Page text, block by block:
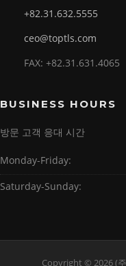
+82.31.632.5555
ceo@toptls.com
FAX: +82.31.631.4065
BUSINESS HOURS
방문 고객 응대 시간
Monday-Friday:
Saturday-Sunday:
Copyright © 2026 (